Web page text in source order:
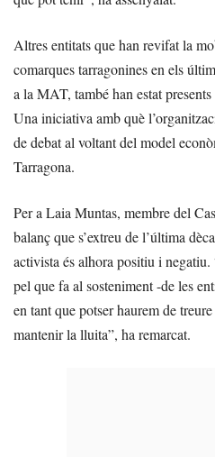
Altres entitats que han revifat la
comarques tarragonines en els
a la MAT, també han estat
Una iniciativa amb què
de debat al voltant del model
Tarragona.
Per a Laia Muntas, membre del
balanç que s’extreu de l’última
activista és alhora positiu i
pel que fa al sosteniment -de les
en tant que potser haurem de
mantenir la lluita”, ha remarcat.